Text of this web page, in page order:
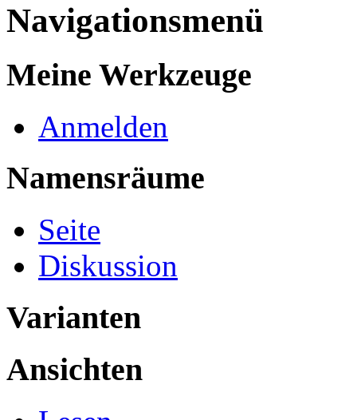
Navigationsmenü
Meine Werkzeuge
Anmelden
Namensräume
Seite
Diskussion
Varianten
Ansichten